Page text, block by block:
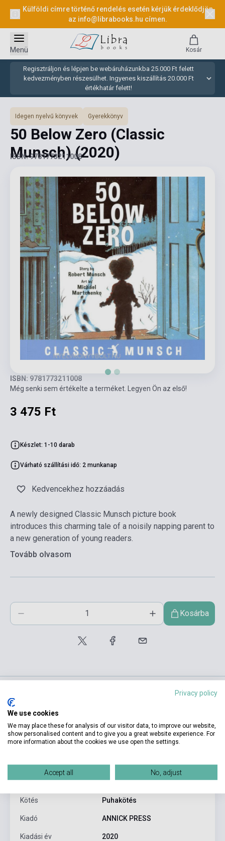
Külföldi címre történő rendelés esetén kérjük érdeklődjön
az info@librabooks.hu címen.
Regisztráljon és lépjen be webáruházunkba 25.000 Ft felett
kedvezményben részesülhet. Ingyenes kiszállítás 20.000 Ft
értékhatár felett!
Menü Kosár
Idegen nyelvű könyvek Gyerekkönyv
50 Below Zero (Classic
Munsch)(2020)
ISBN: 9781773211008
ISBN: 9781773211008
Még senki sem értékelte a terméket. Legyen Ön az első!
3 475 Ft
Készlet: 1-10 darab
Várható szállítási idő: 2 munkanap
Kedvencekhez hozzáadás
A newly designed Classic Munsch picture book
introduces this charming tale of a noisily napping parent to
a new generation of young readers.
Tovább olvasom
Kosárba
Termékjellemzők
ISBN 9781773211008
Szerző Robert Munsch
Oldalszám 24
Kötés Puhakötés
Kiadó ANNICK PRESS
Kiadási év 2020
Privacy policy
We use cookies
We may place these for analysis of our visitor data, to improve our website,
show personalised content and to give you a great website experience. For
more information about the cookies we use open the settings.
Accept all No, adjust